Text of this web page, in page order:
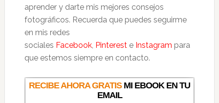
aprender y darte mis mejores consejos
fotográficos. Recuerda que puedes seguirme
en mis redes
sociales Facebook, Pintereste Instagram para
que estemos siempre en contacto.